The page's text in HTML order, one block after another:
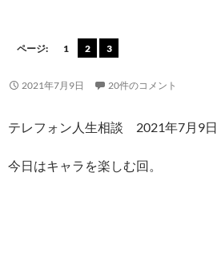
ページ: 1 2 3
2021年7月9日 20件のコメント
テレフォン人生相談 2021年7月9
今日はキャラを楽しむ回。